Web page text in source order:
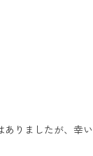
りましたが、幸